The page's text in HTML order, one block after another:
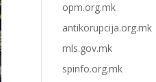
opm.org.mk
antikorupcija.org.mk
mls.gov.mk
spinfo.org.mk